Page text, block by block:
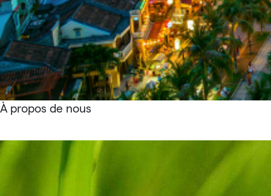
À propos de nous